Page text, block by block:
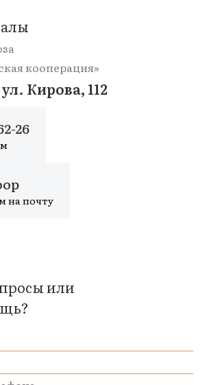
кооперация»
Кирова, 112
26
на почту
или